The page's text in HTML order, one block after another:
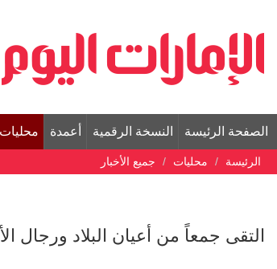
الصفحة الرئيسة النسخة الرقمية أعمدة محليات
الرئيسة محليات جميع الأخبار
التقى جمعاً من أعيان البلاد ورجال